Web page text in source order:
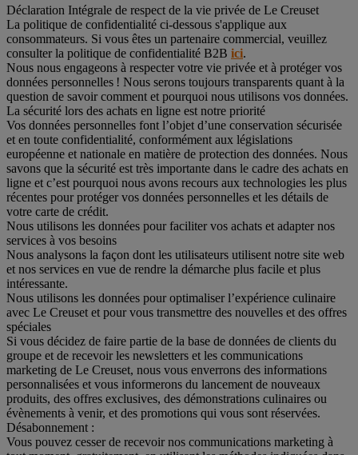
Déclaration Intégrale de respect de la vie privée de Le Creuset
La politique de confidentialité ci-dessous s'applique aux
consommateurs. Si vous êtes un partenaire commercial, veuillez
consulter la politique de confidentialité B2B ici.
Nous nous engageons à respecter votre vie privée et à protéger vos
données personnelles ! Nous serons toujours transparents quant à la
question de savoir comment et pourquoi nous utilisons vos données.
La sécurité lors des achats en ligne est notre priorité
Vos données personnelles font l’objet d’une conservation sécurisée
et en toute confidentialité, conformément aux législations
européenne et nationale en matière de protection des données. Nous
savons que la sécurité est très importante dans le cadre des achats en
ligne et c’est pourquoi nous avons recours aux technologies les plus
récentes pour protéger vos données personnelles et les détails de
votre carte de crédit.
Nous utilisons les données pour faciliter vos achats et adapter nos
services à vos besoins
Nous analysons la façon dont les utilisateurs utilisent notre site web
et nos services en vue de rendre la démarche plus facile et plus
intéressante.
Nous utilisons les données pour optimaliser l’expérience culinaire
avec Le Creuset et pour vous transmettre des nouvelles et des offres
spéciales
Si vous décidez de faire partie de la base de données de clients du
groupe et de recevoir les newsletters et les communications
marketing de Le Creuset, nous vous enverrons des informations
personnalisées et vous informerons du lancement de nouveaux
produits, des offres exclusives, des démonstrations culinaires ou
évènements à venir, et des promotions qui vous sont réservées.
Désabonnement :
Vous pouvez cesser de recevoir nos communications marketing à